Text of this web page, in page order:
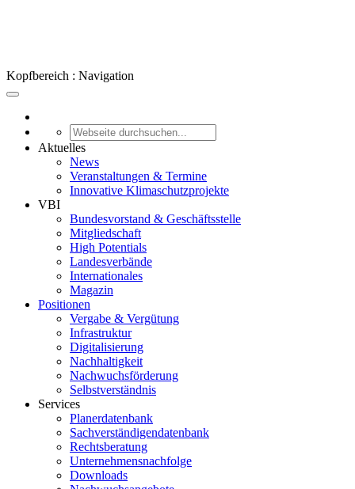
Kopfbereich : Navigation
Aktuelles
News
Veranstaltungen & Termine
Innovative Klimaschutzprojekte
VBI
Bundesvorstand & Geschäftsstelle
Mitgliedschaft
High Potentials
Landesverbände
Internationales
Magazin
Positionen
Vergabe & Vergütung
Infrastruktur
Digitalisierung
Nachhaltigkeit
Nachwuchsförderung
Selbstverständnis
Services
Planerdatenbank
Sachverständigendatenbank
Rechtsberatung
Unternehmensnachfolge
Downloads